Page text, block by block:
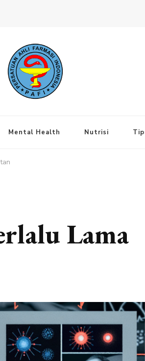
Mental Health Nutrisi
Lama